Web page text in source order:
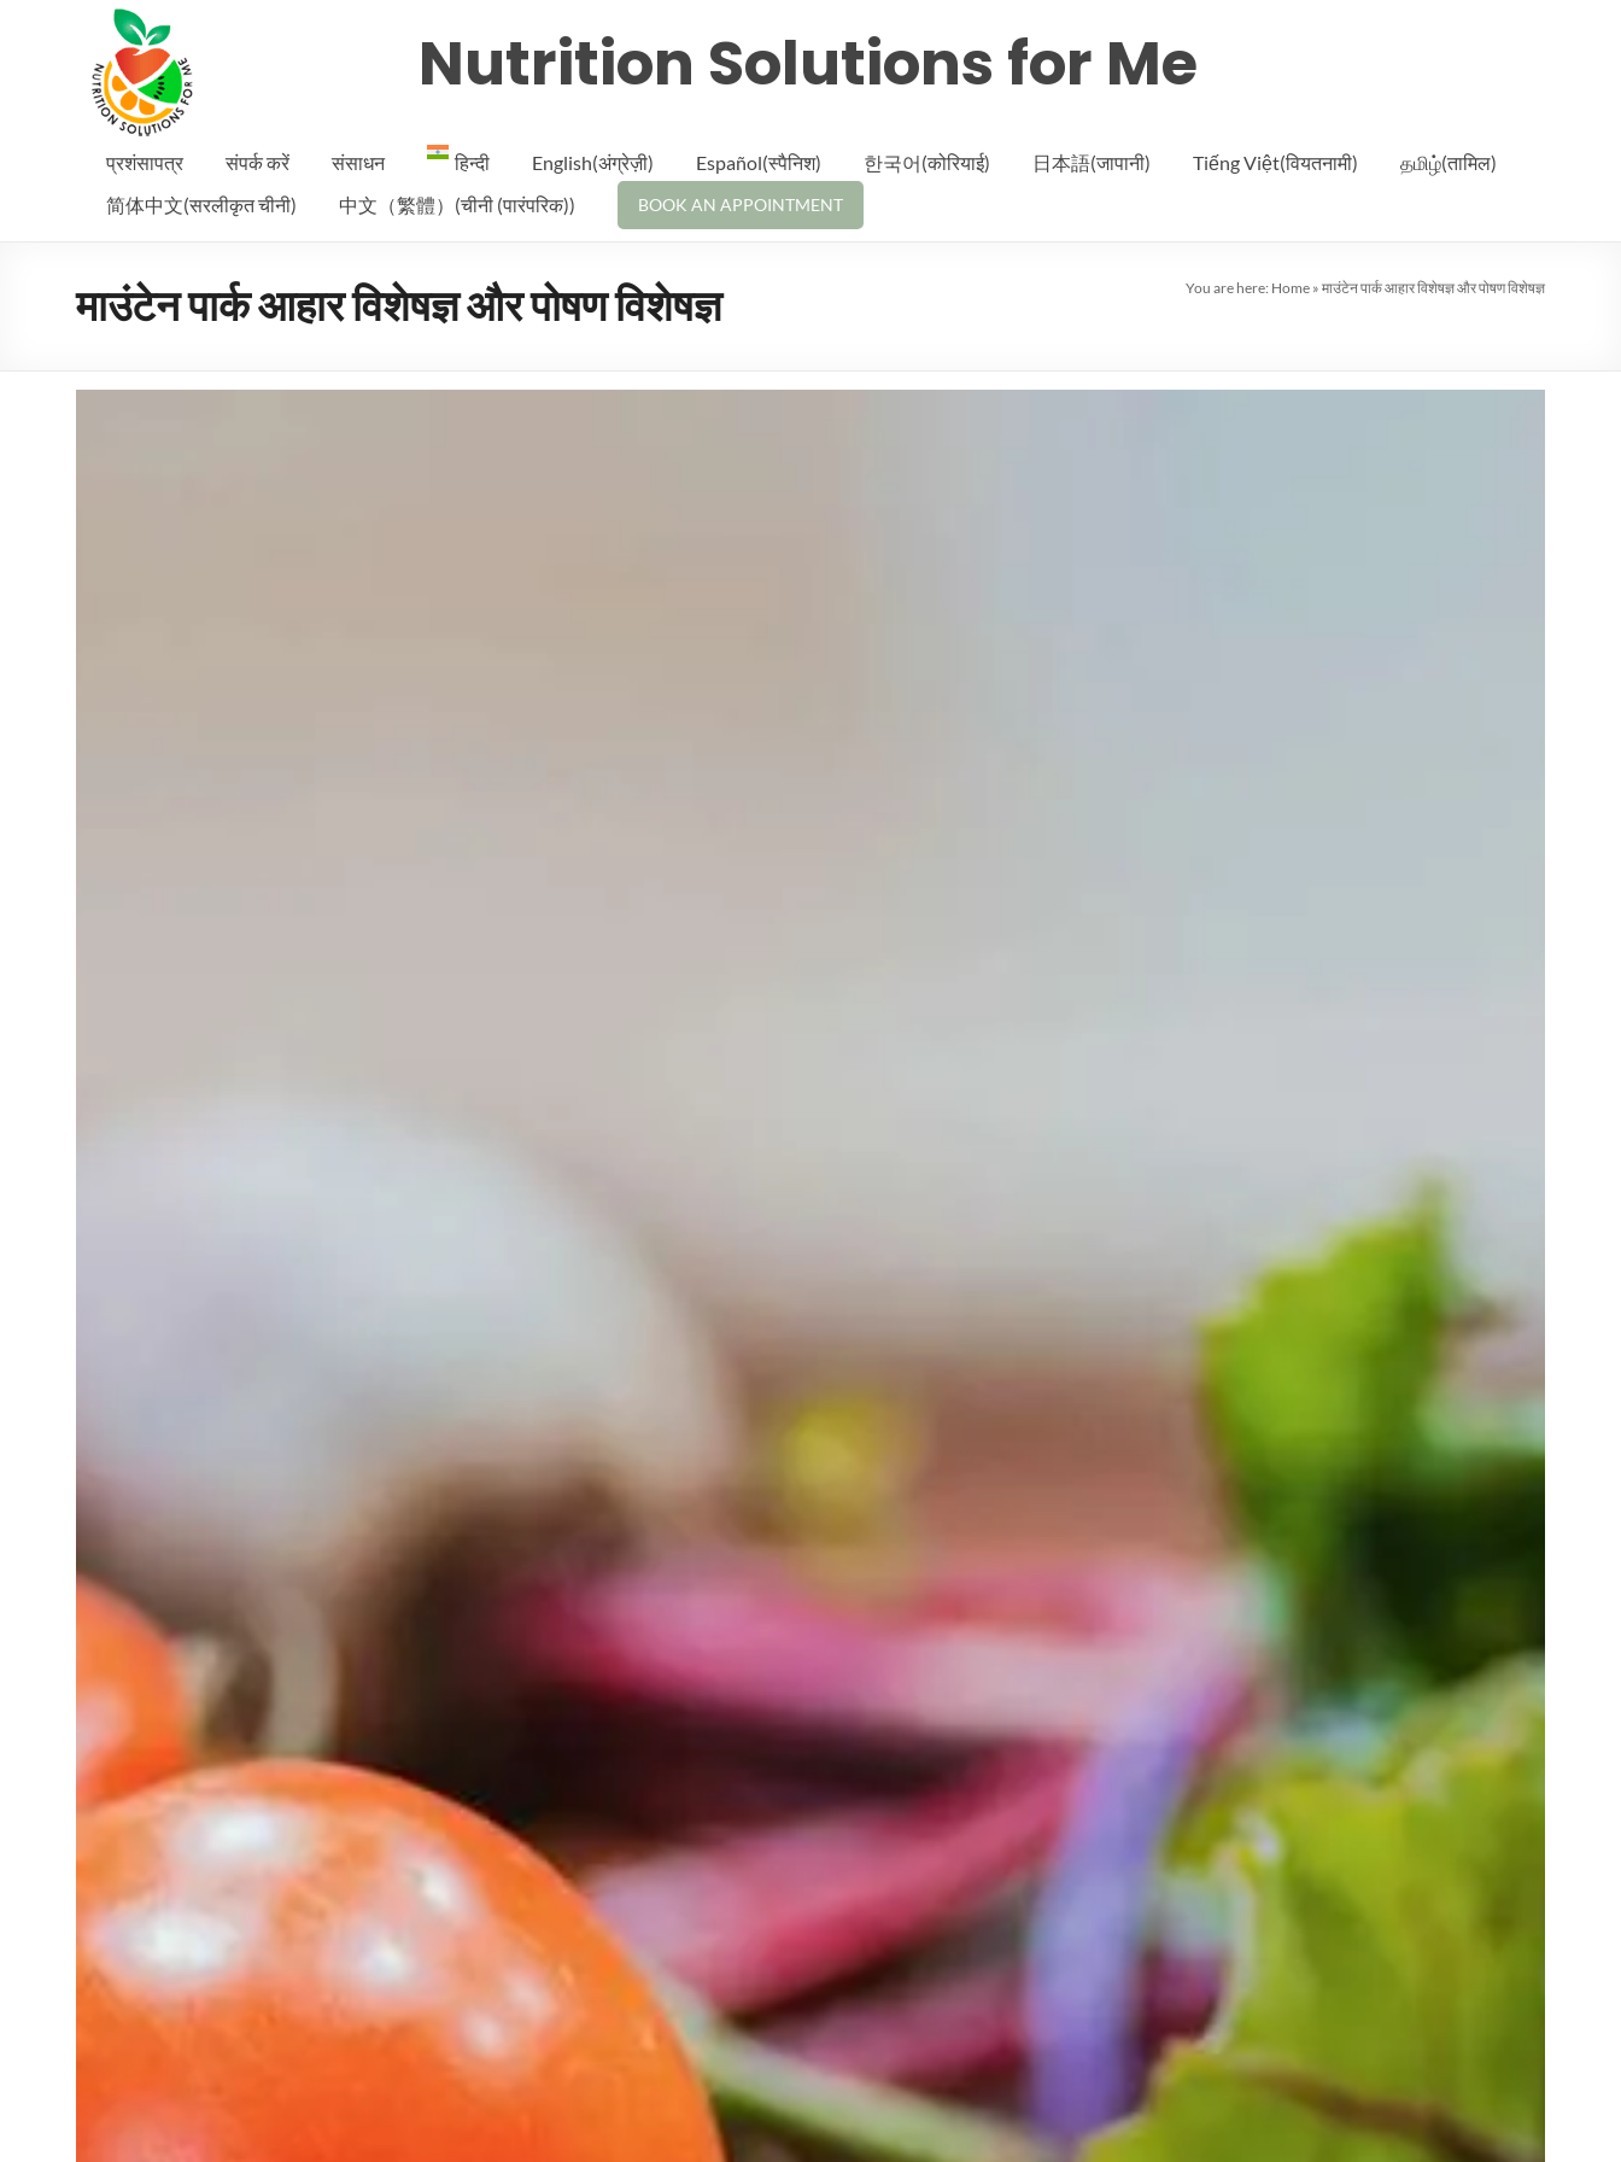
Nutrition Solutions for Me
प्रशंसापत्र संपर्क करें संसाधन हिन्दी English(अंग्रेज़ी) Español(स्पैनिश) 한국어(कोरियाई) 日本語(जापानी) Tiếng Việt(वियतनामी)
தமிழ்(तामिल)
简体中文(सरलीकृत चीनी)
中文（繁體）(चीनी (पारंपरिक)) BOOK AN APPOINTMENT
माउंटेन पार्क आहार विशेषज्ञ और पोषण विशेषज्ञ You are here: Home » माउंटेन पार्क आहार विशेषज्ञ और पोषण विशेषज्ञ